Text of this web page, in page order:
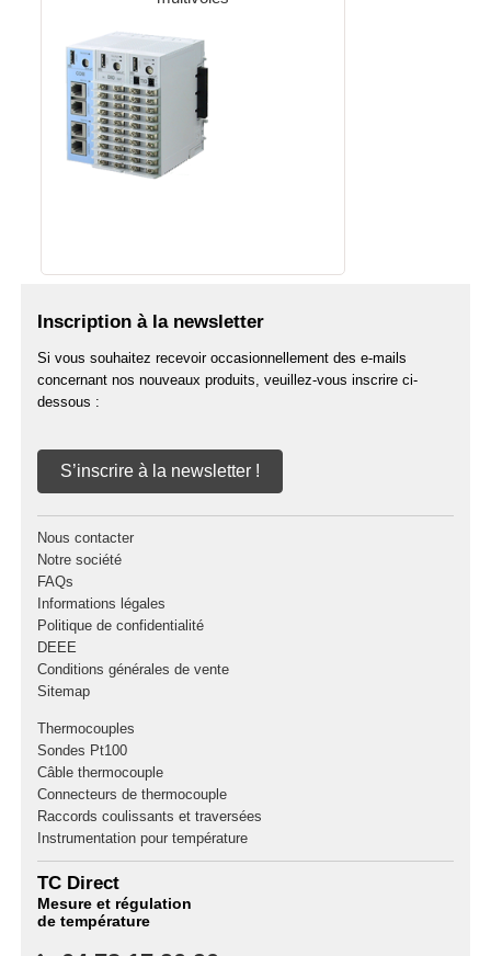
Inscription à la newsletter
Si vous souhaitez recevoir occasionnellement des e-mails
concernant nos nouveaux produits, veuillez-vous inscrire ci-
dessous :
S’inscrire à la newsletter !
Nous contacter
Notre société
FAQs
Informations légales
Politique de confidentialité
DEEE
Conditions générales de vente
Sitemap
Thermocouples
Sondes Pt100
Câble thermocouple
Connecteurs de thermocouple
Raccords coulissants et traversées
Instrumentation pour température
TC Direct
Mesure et régulation
de température